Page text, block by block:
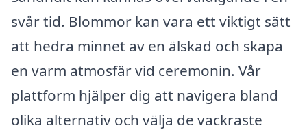
svår tid. Blommor kan vara ett viktigt sätt
att hedra minnet av en älskad och skapa
en varm atmosfär vid ceremonin. Vår
plattform hjälper dig att navigera bland
olika alternativ och välja de vackraste